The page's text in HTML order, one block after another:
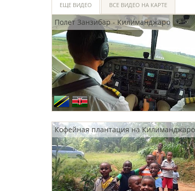
ЕЩЕ ВИДЕО ВСЕ ВИДЕО НА КАРТЕ
Полет Занзибар - Килиманджаро
Кофейная плантация на Килиманджаро